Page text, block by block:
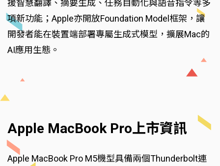
援智慧翻譯、摘要生成、任務自動化與語音指令等多
項新功能；Apple亦開放Foundation Model框架，讓
開發者能在裝置端部署專屬生成式模型，擴展Mac的
AI應用生態。
Apple MacBook Pro上市資訊
Apple MacBook Pro M5機型具備兩個Thunderbolt連